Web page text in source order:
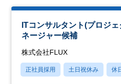
ITコンサルタント(プロジ
ネージャー候補
株式会社FLUX
正社員採用 土日祝休み 休